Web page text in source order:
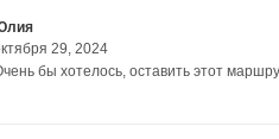
29, 2024
бы хотелось, оставить этот